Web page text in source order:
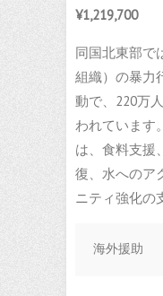
¥1,219,700
同国北東部で
組織）の暴力
動で、220万
われています
は、食料支援
復、水へのア
ニティ強化の
海外援助